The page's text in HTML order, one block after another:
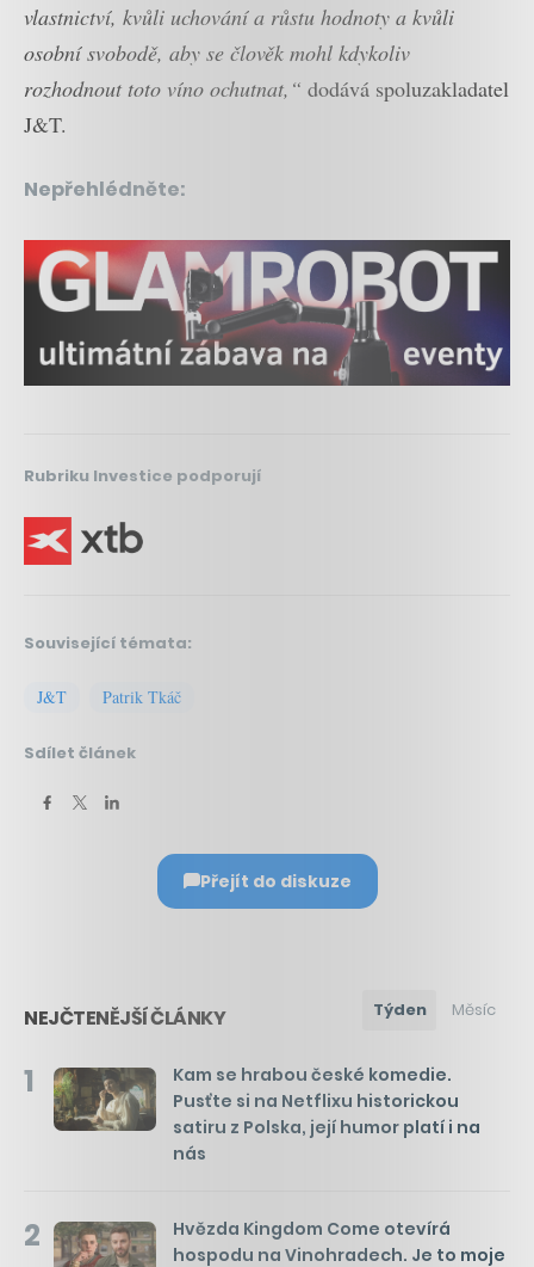
vlastnictví, kvůli uchování a růstu hodnoty a kvůli
osobní svobodě, aby se člověk mohl kdykoliv
rozhodnout toto víno ochutnat,“ dodává spoluzakladatel
J&T.
Nepřehlédněte:
Rubriku Investice podporují
Související témata:
J&T Patrik Tkáč
Sdílet článek
Přejít do diskuze
NEJČTENĚJŠÍ ČLÁNKY Týden Měsíc
1
Kam se hrabou české komedie.
Pusťte si na Netflixu historickou
satiru z Polska, její humor platí i na
nás
2
Hvězda Kingdom Come otevírá
hospodu na Vinohradech. Je to moje